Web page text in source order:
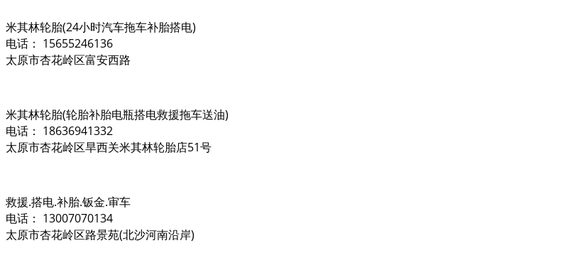
米其林轮胎(24小时汽车拖车补胎搭电)
电话： 15655246136
太原市杏花岭区富安西路
米其林轮胎(轮胎补胎电瓶搭电救援拖车送油)
电话： 18636941332
太原市杏花岭区旱西关米其林轮胎店51号
救援.搭电.补胎.钣金.审车
电话： 13007070134
太原市杏花岭区路景苑(北沙河南沿岸)